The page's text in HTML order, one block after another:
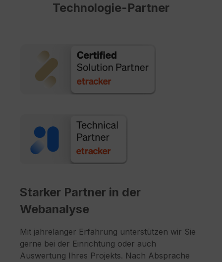
Technologie-Partner
Starker Partner in der
Webanalyse
Mit jahrelanger Erfahrung unterstützen wir Sie
gerne bei der Einrichtung oder auch
Auswertung Ihres Projekts. Nach Absprache